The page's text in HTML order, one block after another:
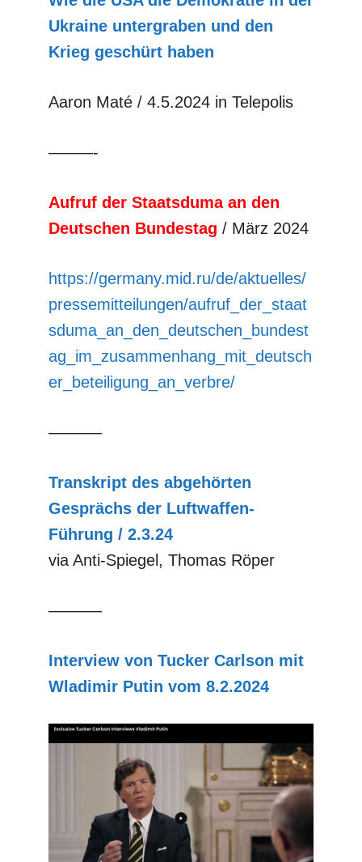
Ukraine untergraben und den
Krieg geschürt haben
Aaron Maté / 4.5.2024 in Telepolis
–––––-
Aufruf der Staatsduma an den
Deutschen Bundestag / März 2024
https://germany.mid.ru/de/aktuelles/
pressemitteilungen/aufruf_der_staat
sduma_an_den_deutschen_bundest
ag_im_zusammenhang_mit_deutsch
er_beteiligung_an_verbre/
––––––
Transkript des abgehörten
Gesprächs der Luftwaffen-
Führung / 2.3.24
via Anti-Spiegel, Thomas Röper
––––––
Interview von Tucker Carlson mit
Wladimir Putin vom 8.2.2024